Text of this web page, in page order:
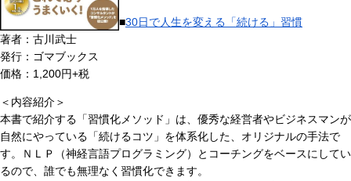
■30日で人生を変える「続ける」習慣
著者：古川武士
発行：ゴマブックス
価格：1,200円+税
＜内容紹介＞
本書で紹介する「習慣化メソッド」は、優秀な経営者やビジネスマンが
自然にやっている「続けるコツ」を体系化した、オリジナルの手法で
す。ＮＬＰ（神経言語プログラミング）とコーチングをベースにしてい
るので、誰でも無理なく習慣化できます。